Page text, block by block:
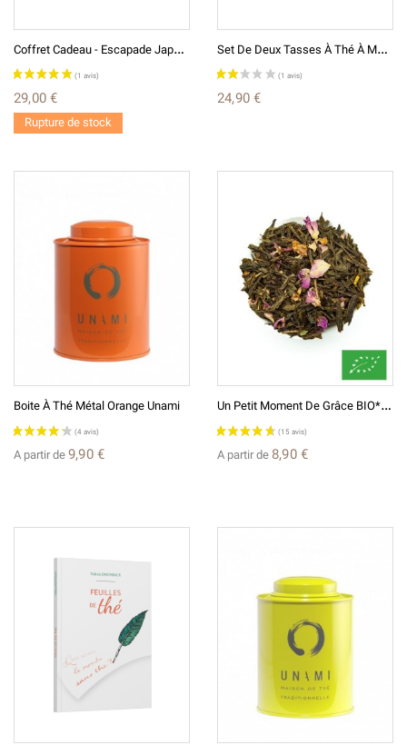
C
Offret Cadeau - Escapade Japonaise UNAMI
29,00 €
Rupture de stock
S
Et De Deux Tasses À Thé À Motifs Petites Fleurs Et Patchwork
24,90 €
Boite À Thé Métal Orange Unami
A partir de 9,90 €
U
N Petit Moment De Grâce BIO* Thé Vert Parfumé
A partir de 8,90 €